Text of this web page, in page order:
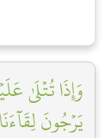
وَإِذَا تُتۡلَىٰ
يَرۡجُونَ